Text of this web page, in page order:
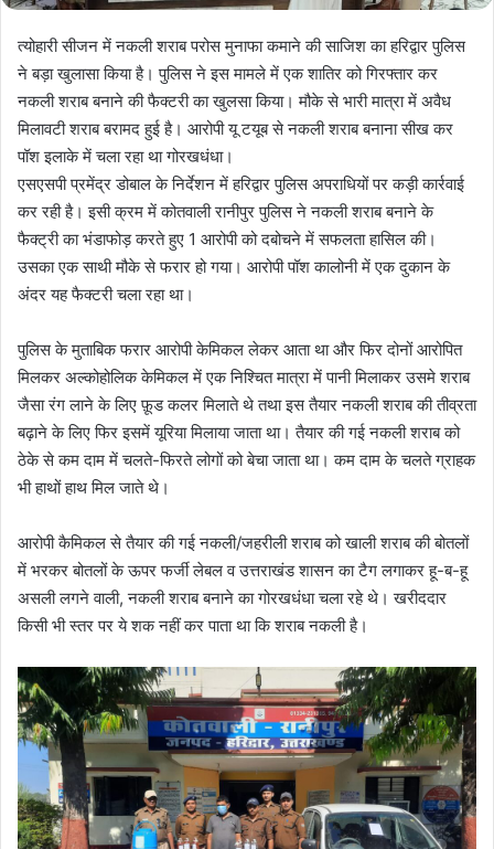
त्योहारी सीजन में नकली शराब परोस मुनाफा कमाने की साजिश का हरिद्वार पुलिस
ने बड़ा खुलासा किया है। पुलिस ने इस मामले में एक शातिर को गिरफ्तार कर
नकली शराब बनाने की फैक्टरी का खुलसा किया। मौके से भारी मात्रा में अवैध
मिलावटी शराब बरामद हुई है। आरोपी यू टयूब से नकली शराब बनाना सीख कर
पॉश इलाके में चला रहा था गोरखधंधा।
एसएसपी प्रमेंद्र डोबाल के निर्देशन में हरिद्वार पुलिस अपराधियों पर कड़ी कार्रवाई
कर रही है। इसी क्रम में कोतवाली रानीपुर पुलिस ने नकली शराब बनाने के
फैक्ट्री का भंडाफोड़ करते हुए 1 आरोपी को दबोचने में सफलता हासिल की।
उसका एक साथी मौके से फरार हो गया। आरोपी पॉश कालोनी में एक दुकान के
अंदर यह फैक्टरी चला रहा था।
पुलिस के मुताबिक फरार आरोपी केमिकल लेकर आता था और फिर दोनों आरोपित
मिलकर अल्कोहोलिक केमिकल में एक निश्चित मात्रा में पानी मिलाकर उसमे शराब
जैसा रंग लाने के लिए फ़ूड कलर मिलाते थे तथा इस तैयार नकली शराब की तीव्रता
बढ़ाने के लिए फिर इसमें यूरिया मिलाया जाता था। तैयार की गई नकली शराब को
ठेके से कम दाम में चलते-फिरते लोगों को बेचा जाता था। कम दाम के चलते ग्राहक
भी हाथों हाथ मिल जाते थे।
आरोपी कैमिकल से तैयार की गई नकली/जहरीली शराब को खाली शराब की बोतलों
में भरकर बोतलों के ऊपर फर्जी लेबल व उत्तराखंड शासन का टैग लगाकर हू-ब-हू
असली लगने वाली, नकली शराब बनाने का गोरखधंधा चला रहे थे। खरीददार
किसी भी स्तर पर ये शक नहीं कर पाता था कि शराब नकली है।